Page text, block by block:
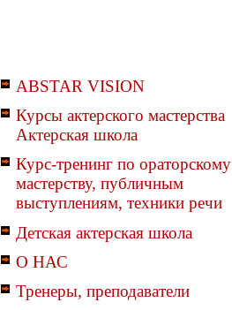
ABSTAR VISION
Курсы актерского мастерства
Актерская школа
Курс-тренинг по ораторскому
мастерству, публичным
выступлениям, техники речи
Детская актерская школа
О НАС
Тренеры, преподаватели